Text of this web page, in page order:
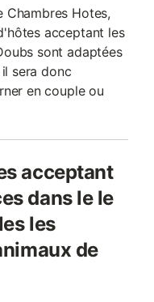
Chambres Hotes,
acceptant les
sont adaptées
sera donc
en couple ou
acceptant
dans le le
les
de